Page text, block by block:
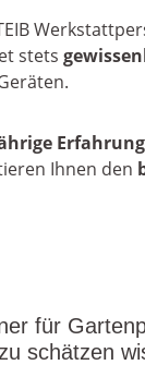
stets
Erfahrung
Ihnen den
für
schätzen